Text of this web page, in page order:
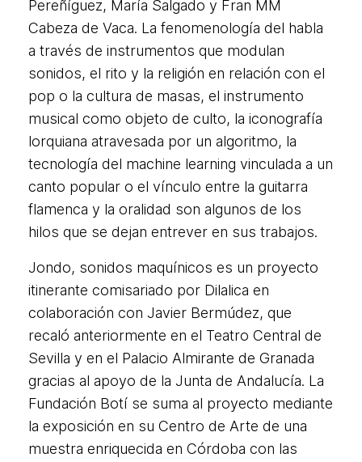
Pereñíguez, María Salgado y Fran MM
Cabeza de Vaca. La fenomenología del habla
a través de instrumentos que modulan
sonidos, el rito y la religión en relación con el
pop o la cultura de masas, el instrumento
musical como objeto de culto, la iconografía
lorquiana atravesada por un algoritmo, la
tecnología del machine learning vinculada a un
canto popular o el vínculo entre la guitarra
flamenca y la oralidad son algunos de los
hilos que se dejan entrever en sus trabajos.
Jondo, sonidos maquínicos es un proyecto
itinerante comisariado por Dilalica en
colaboración con Javier Bermúdez, que
recaló anteriormente en el Teatro Central de
Sevilla y en el Palacio Almirante de Granada
gracias al apoyo de la Junta de Andalucía. La
Fundación Botí se suma al proyecto mediante
la exposición en su Centro de Arte de una
muestra enriquecida en Córdoba con las